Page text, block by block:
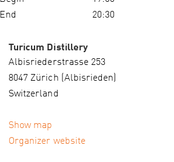
End
20:30
Turicum Distillery
Albisriederstrasse 253
8047 Zürich (Albisrieden)
Switzerland
Show map
Organizer website